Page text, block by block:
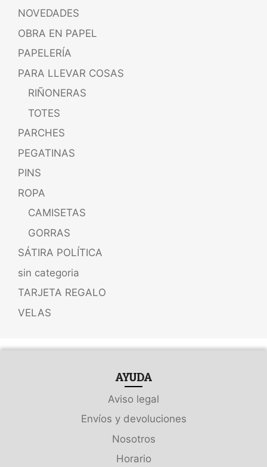
NOVEDADES
OBRA EN PAPEL
PAPELERÍA
PARA LLEVAR COSAS
RIÑONERAS
TOTES
PARCHES
PEGATINAS
PINS
ROPA
CAMISETAS
GORRAS
SÁTIRA POLÍTICA
sin categoria
TARJETA REGALO
VELAS
AYUDA
Aviso legal
Envíos y devoluciones
Nosotros
Horario